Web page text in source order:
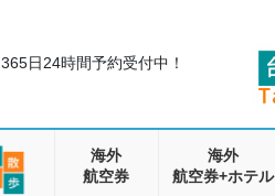
365日24時間予約受付中！
海外
航空券
海外
航空券+ホテル